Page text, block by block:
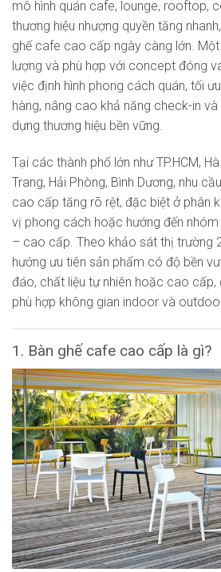
mô hình quán cafe, lounge, rooftop,
thương hiệu nhượng quyền tăng
ghế cafe cao cấp ngày càng lớn.
lượng và phù hợp với concept đóng
việc định hình phong cách quán, tối
hàng, nâng cao khả năng check-in
dựng thương hiệu bền vững.
Tại các thành phố lớn như TP.HCM,
Trang, Hải Phòng, Bình Dương, nhu
cao cấp tăng rõ rệt, đặc biệt ở phân
vị phong cách hoặc hướng đến nhóm
– cao cấp. Theo khảo sát thị trường
hướng ưu tiên sản phẩm có độ bền
đáo, chất liệu tự nhiên hoặc cao cấp,
phù hợp không gian indoor và
1. Bàn ghế cafe cao cấp là gì?